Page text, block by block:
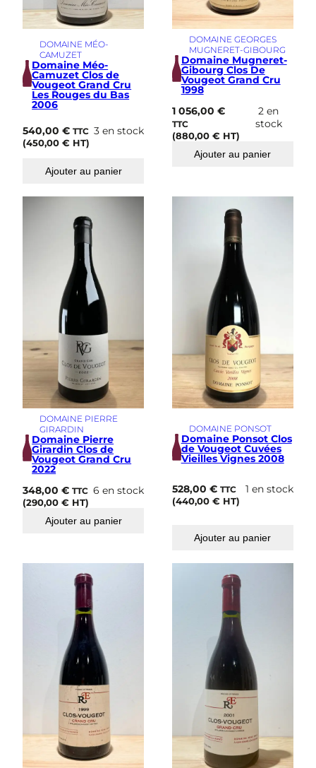
DOMAINE MÉO-
CAMUZET
Domaine Méo-
Camuzet Clos de
Vougeot Grand Cru
Les Rouges du Bas
2006
540,00€ TTC
(450,00€ HT)
3 en stock
Ajouter au panier
DOMAINE GEORGES
MUGNERET-GIBOURG
Domaine Mugneret-
Gibourg Clos De
Vougeot Grand Cru
1998
1 056,00 €
TTC
(880,00 €HT)
2 en
stock
Ajouter au panier
DOMAINE PIERRE
GIRARDIN
Domaine Pierre
Girardin Clos de
Vougeot Grand Cru
2022
348,00€ TTC
(290,00€ HT)
6 en stock
Ajouter au panier
DOMAINE PONSOT
Domaine Ponsot Clos
de Vougeot Cuvées
Vieilles Vignes 2008
528,00 € TTC
(440,00 €HT)
1 en stock
Ajouter au panier